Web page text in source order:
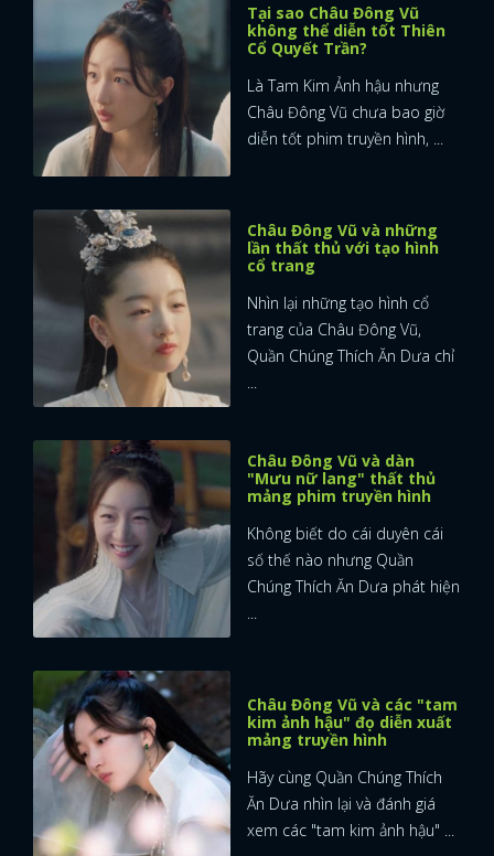
Tại sao Châu Đông Vũ
không thể diễn tốt Thiên
Cổ Quyết Trần?
Là Tam Kim Ảnh hậu nhưng
Châu Đông Vũ chưa bao giờ
diễn tốt phim truyền hình, ...
Châu Đông Vũ và những
lần thất thủ với tạo hình
cổ trang
Nhìn lại những tạo hình cổ
trang của Châu Đông Vũ,
Quần Chúng Thích Ăn Dưa chỉ
Châu Đông Vũ và dàn
"Mưu nữ lang" thất thủ
mảng phim truyền hình
Không biết do cái duyên cái
số thế nào nhưng Quần
Chúng Thích Ăn Dưa phát hiện
Châu Đông Vũ và các "tam
kim ảnh hậu" đọ diễn xuất
mảng truyền hình
Hãy cùng Quần Chúng Thích
Ăn Dưa nhìn lại và đánh giá
xem các "tam kim ảnh hậu" ...